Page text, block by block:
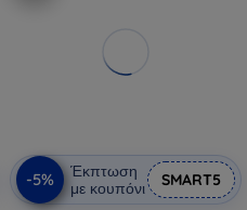
-5%
Έκπτωση
με κουπόνι
SMART5